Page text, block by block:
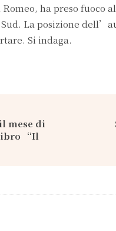
ha preso fuoco
La posizione
Si indaga.
mese di
“Il